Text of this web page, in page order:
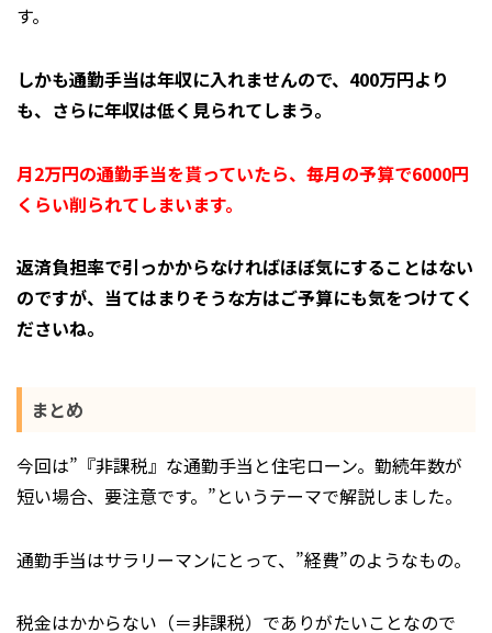
す。
しかも通勤手当は年収に入れませんので、400万円より
も、さらに年収は低く見られてしまう。
月2万円の通勤手当を貰っていたら、毎月の予算で6000円
くらい削られてしまいます。
返済負担率で引っかからなければほぼ気にすることはない
のですが、当てはまりそうな方はご予算にも気をつけてく
ださいね。
まとめ
今回は”『非課税』な通勤手当と住宅ローン。勤続年数が
短い場合、要注意です。”というテーマで解説しました。
通勤手当はサラリーマンにとって、”経費”のようなもの。
税金はかからない（＝非課税）でありがたいことなので